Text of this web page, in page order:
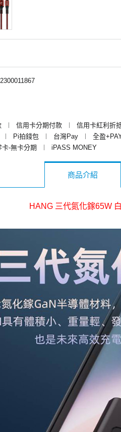
︱ 信用卡分期付款 ︱ 信用卡紅利折
︱ Pi拍錢包 ︱ 台灣Pay ︱ 全盈
卡-無卡分期 ︱ iPASS MONEY
商品介紹
HANG 三代氮化鎵65W